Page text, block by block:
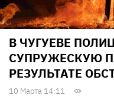
В ЧУГУЕВЕ
СУПРУЖЕСКУЮ
РЕЗУЛЬТАТЕ
10 Марта 14:11